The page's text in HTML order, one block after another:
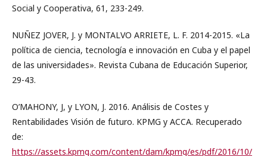
Social y Cooperativa, 61, 233-249.
NUÑEZ JOVER, J. y MONTALVO ARRIETE, L. F. 2014-2015. «La
política de ciencia, tecnología e innovación en Cuba y el papel
de las universidades». Revista Cubana de Educación Superior,
29-43.
O’MAHONY, J, y LYON, J. 2016. Análisis de Costes y
Rentabilidades Visión de futuro. KPMG y ACCA. Recuperado
de:
https://assets.kpmg.com/content/dam/kpmg/es/pdf/2016/10/